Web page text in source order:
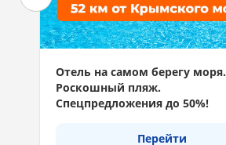
Отель на самом берегу моря.
Роскошный пляж.
Спецпредложения до 50%!
Перейти